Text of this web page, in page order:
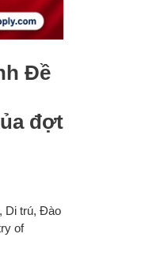
Đề
đợt
Di trú, Đào
of